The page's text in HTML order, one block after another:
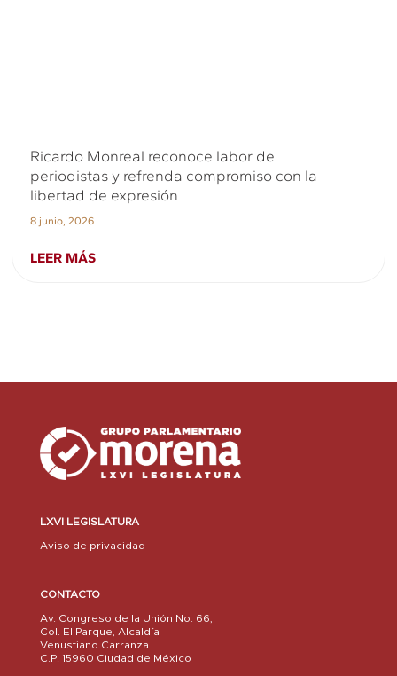
Ricardo Monreal reconoce labor de
periodistas y refrenda compromiso con la
libertad de expresión
8 junio, 2026
LEER MÁS
LXVI LEGISLATURA
Aviso de privacidad
CONTACTO
Av. Congreso de la Unión No. 66,
Col. El Parque, Alcaldía
Venustiano Carranza
C.P. 15960 Ciudad de México